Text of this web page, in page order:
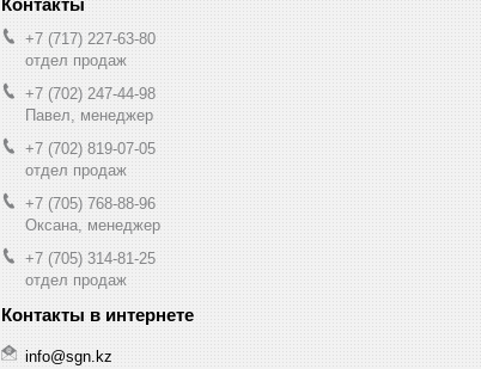
+7 (717) 227-63-80
отдел продаж
+7 (702) 247-44-98
Павел, менеджер
+7 (702) 819-07-05
отдел продаж
+7 (705) 768-88-96
Оксана, менеджер
+7 (705) 314-81-25
отдел продаж
info@sgn.kz